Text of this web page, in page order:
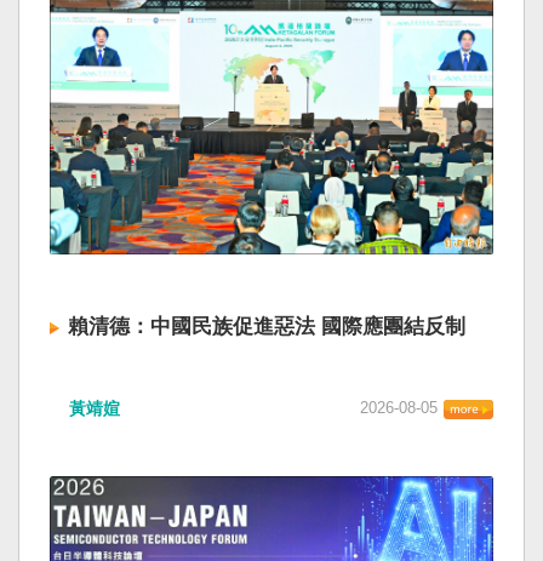
賴清德：中國民族促進惡法 國際應團結反制
黃靖媗 2026-08-05